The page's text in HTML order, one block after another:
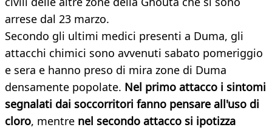
arrese dal 23 marzo.
Secondo gli ultimi medici presenti a Duma, gli
attacchi chimici sono avvenuti sabato pomeriggio
e sera e hanno preso di mira zone di Duma
densamente popolate. Nel primo attacco i sintomi
segnalati dai soccorritori fanno pensare all'uso di
cloro, mentre nel secondo attacco si ipotizza